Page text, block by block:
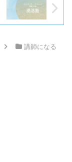
講師になる